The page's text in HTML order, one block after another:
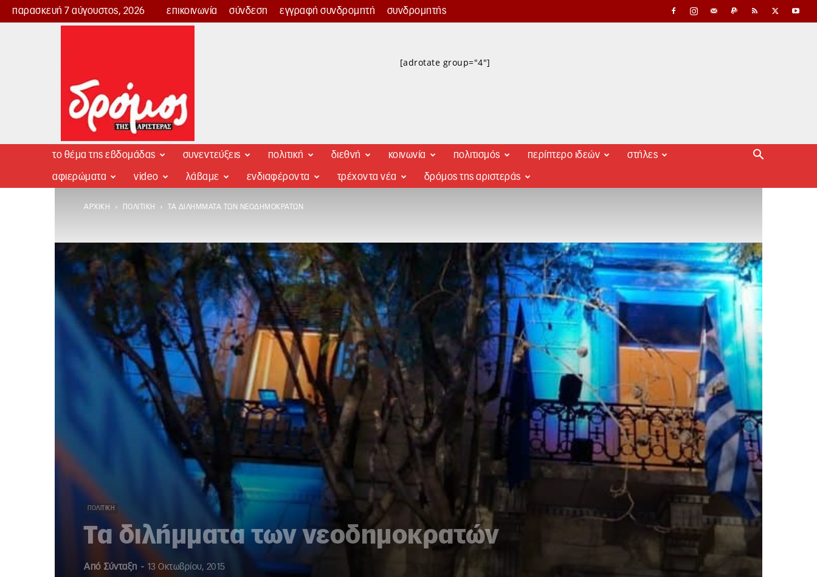
παρασκευή 7 αύγουστος, 2026 επικοινωνία σύνδεση εγγραφή συνδρομητή συνδρομητής
Δρόμος
[adrotate group="4"]
το θέμα της εβδομάδας συνεντεύξεις πολιτική διεθνή κοινωνία πολιτισμός περίπτερο ιδεών στήλες
αφιερώματα video λάβαμε ενδιαφέροντα τρέχοντα νέα δρόμος της αριστεράς
ΑΡΧΙΚΉ ΠΟΛΙΤΙΚΉ ΤΑ ΔΙΛΉΜΜΑΤΑ ΤΩΝ ΝΕΟΔΗΜΟΚΡΑΤΏΝ
ΠΟΛΙΤΙΚΉ
Τα διλήμματα των νεοδημοκρατών
Από Σύνταξη - 13 Οκτωβρίου, 2015